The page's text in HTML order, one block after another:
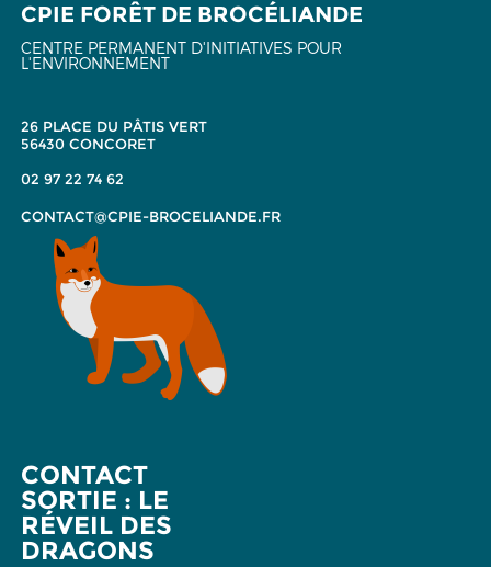
CPIE FORÊT DE BROCÉLIANDE
CENTRE PERMANENT D'INITIATIVES POUR
L'ENVIRONNEMENT
26 PLACE DU PÂTIS VERT
56430 CONCORET
02 97 22 74 62
CONTACT@CPIE-BROCELIANDE.FR
CONTACT
SORTIE : LE
RÉVEIL DES
DRAGONS